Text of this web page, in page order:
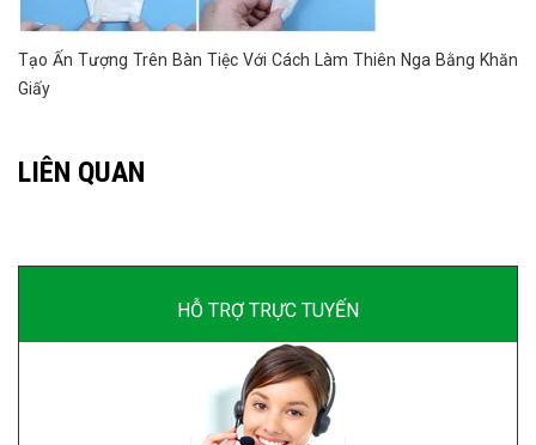
Tạo Ấn Tượng Trên Bàn Tiệc Với Cách Làm Thiên Nga Bằng Khăn
Giấy
LIÊN QUAN
HỖ TRỢ TRỰC TUYẾN